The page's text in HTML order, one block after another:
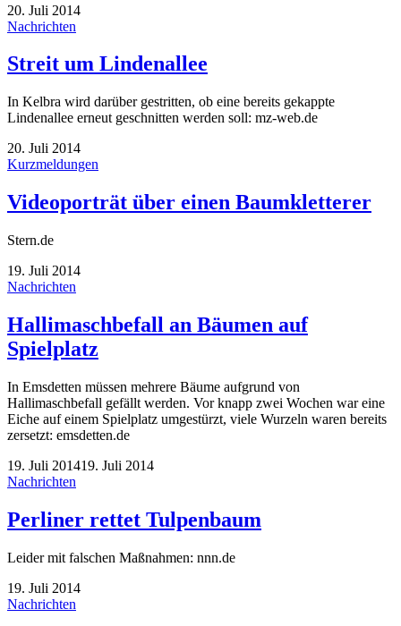
20. Juli 2014
Nachrichten
Streit um Lindenallee
In Kelbra wird darüber gestritten, ob eine bereits gekappte
Lindenallee erneut geschnitten werden soll: mz-web.de
20. Juli 2014
Kurzmeldungen
Videoporträt über einen Baumkletterer
Stern.de
19. Juli 2014
Nachrichten
Hallimaschbefall an Bäumen auf
Spielplatz
In Emsdetten müssen mehrere Bäume aufgrund von
Hallimaschbefall gefällt werden. Vor knapp zwei Wochen war eine
Eiche auf einem Spielplatz umgestürzt, viele Wurzeln waren bereits
zersetzt: emsdetten.de
19. Juli 201419. Juli 2014
Nachrichten
Perliner rettet Tulpenbaum
Leider mit falschen Maßnahmen: nnn.de
19. Juli 2014
Nachrichten